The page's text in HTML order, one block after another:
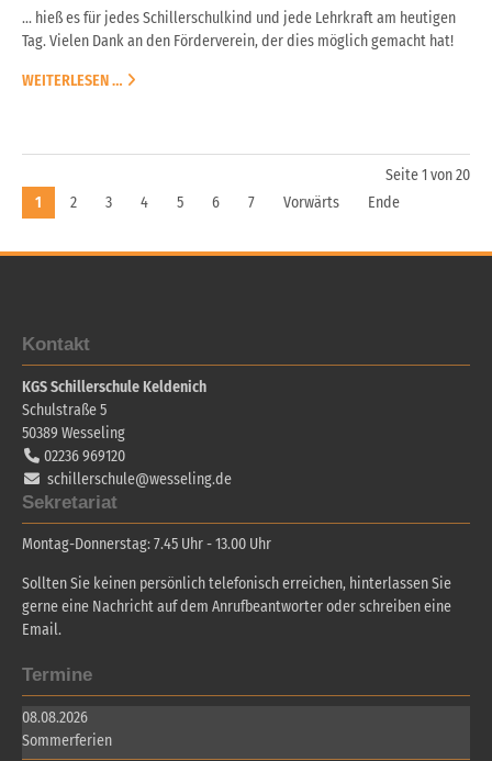
... hieß es für jedes Schillerschulkind und jede Lehrkraft am heutigen
Tag. Vielen Dank an den Förderverein, der dies möglich gemacht hat!
WEITERLESEN …
Seite 1 von 20
1
2 3 4 5 6 7 Vorwärts Ende
Kontakt
KGS Schillerschule Keldenich
Schulstraße 5
50389 Wesseling
02236 969120
schillerschule@wesseling.de
Sekretariat
Montag-Donnerstag: 7.45 Uhr - 13.00 Uhr
Sollten Sie keinen persönlich telefonisch erreichen, hinterlassen Sie
gerne eine Nachricht auf dem Anrufbeantworter oder schreiben eine
Email.
Termine
08.08.2026
Sommerferien